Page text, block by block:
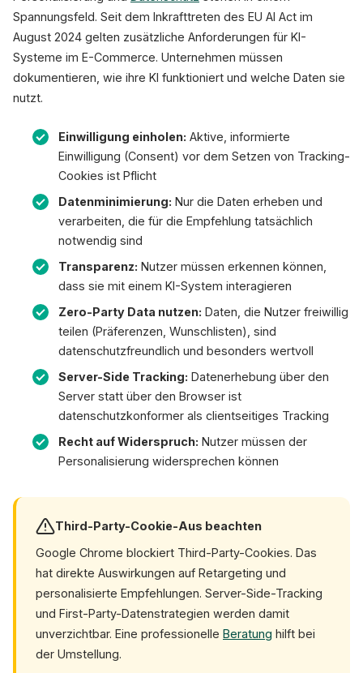
Spannungsfeld. Seit dem Inkrafttreten des EU AI Act im
August 2024 gelten zusätzliche Anforderungen für KI-
Systeme im E-Commerce. Unternehmen müssen
dokumentieren, wie ihre KI funktioniert und welche Daten sie
nutzt.
Einwilligung einholen: Aktive, informierte
Einwilligung (Consent) vor dem Setzen von Tracking-
Cookies ist Pflicht
Datenminimierung: Nur die Daten erheben und
verarbeiten, die für die Empfehlung tatsächlich
notwendig sind
Transparenz: Nutzer müssen erkennen können,
dass sie mit einem KI-System interagieren
Zero-Party Data nutzen: Daten, die Nutzer freiwillig
teilen (Präferenzen, Wunschlisten), sind
datenschutzfreundlich und besonders wertvoll
Server-Side Tracking: Datenerhebung über den
Server statt über den Browser ist
datenschutzkonformer als clientseitiges Tracking
Recht auf Widerspruch: Nutzer müssen der
Personalisierung widersprechen können
Third-Party-Cookie-Aus beachten
Google Chrome blockiert Third-Party-Cookies. Das
hat direkte Auswirkungen auf Retargeting und
personalisierte Empfehlungen. Server-Side-Tracking
und First-Party-Datenstrategien werden damit
unverzichtbar. Eine professionelle Beratung hilft bei
der Umstellung.